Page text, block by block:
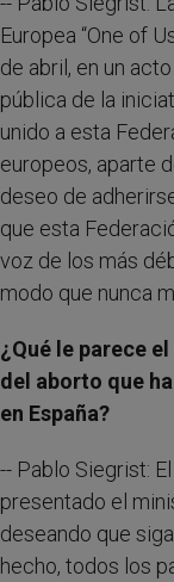
Europea “One of
de abril, en un
pública de la
unido a esta
europeos, aparte
deseo de
que esta
voz de los más
modo que nunca
¿Qué le parece
del aborto que
en España?
-- Pablo Siegrist:
presentado el
deseando que
hecho, todos los